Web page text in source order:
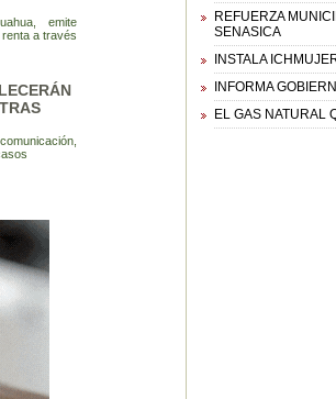
emite
a través
REFUERZA
SENASICA
INSTALA
INFORMA
EL GAS NATURAL